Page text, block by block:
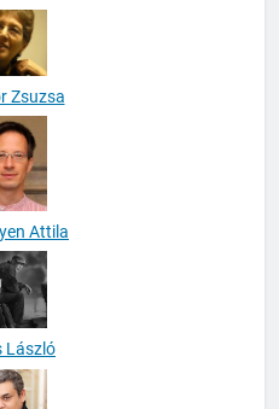
Henrik
Zsuzsa
Attila
László